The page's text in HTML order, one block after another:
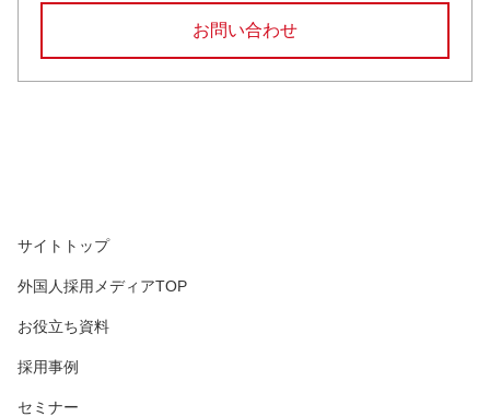
お問い合わせ
サイトトップ
外国人採用メディアTOP
お役立ち資料
採用事例
セミナー